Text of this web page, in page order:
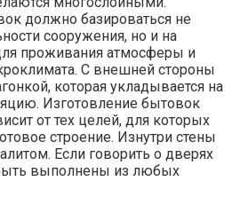
должно базироваться не
сооружения, но и на
проживания атмосферы и
С внешней стороны
которая укладывается на
Изготовление бытовок
от тех целей, для которых
строение. Изнутри стены
Если говорить о дверях
выполнены из любых